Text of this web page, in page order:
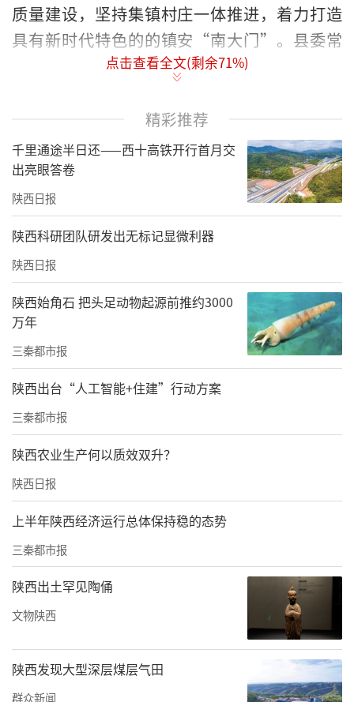
质量建设，坚持集镇村庄一体推进，着力打造
具有新时代特色的的镇安“南大门”。县委常
委、宣传部部长、副县长焦荣煜一同调研。
口，察看河道环境、基础设施和道路选址情
况，实地踏勘研究拟建桥梁点位状况，听取水
利、交通部门负责同志可行性情况介绍。
袁礼锋指出，道路桥梁建设是群众出行的民生
工程，也是群众家门口的民生实事。相关部
门、镇村要认真研究、充分论证，紧密联系实
际，优化设计方案，统筹好资源要素配置，全
力加快工程前期准备工作，高标准、严要求，
保质保量推进项目建设，以更好满足群众出行
需求。
在青铜关镇中心集镇和青梅村界牌石，袁礼锋
查看集镇建设进展，了解秦岭山水乡村建设覆
盖情况，要求聚焦打造宜居宜业和美镇区总要
求，因地制宜做好集镇空间设计，分类施策优
化乡村功能布局，加大拆违治乱力度，补齐基
因素，布局好商业业态、产业发展等板块，着
力打造做得精、经得看的和美镇区。
来源：镇安融媒
责任编辑：白睿祺 李晓庆
点击查看全文(剩余71%)
精彩推荐
千里通途半日还——西十高铁开行首月交
出亮眼答卷
陕西日报
陕西科研团队研发出无标记显微利器
陕西日报
陕西始角石 把头足动物起源前推约3000
万年
三秦都市报
陕西出台“人工智能+住建”行动方案
三秦都市报
陕西农业生产何以质效双升？
陕西日报
上半年陕西经济运行总体保持稳的态势
三秦都市报
陕西出土罕见陶俑
文物陕西
陕西发现大型深层煤层气田
群众新闻